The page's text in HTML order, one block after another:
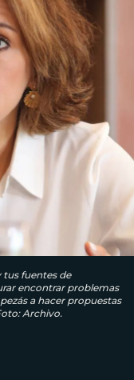
tus fuentes de
encontrar problemas
a hacer propuestas
Archivo.